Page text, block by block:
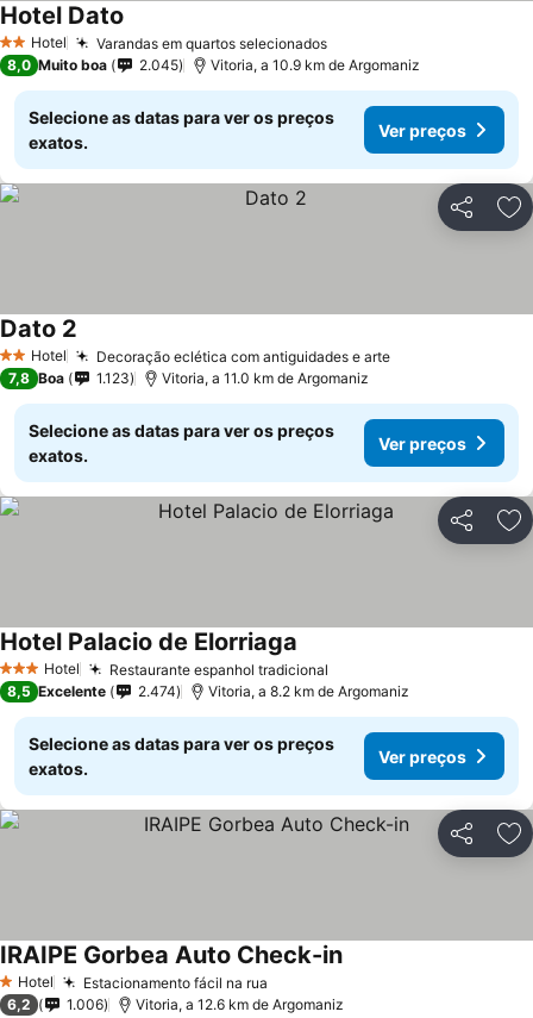
2 Estrelas
Hotel Varandas em quartos selecionadosVer preços
Hotel Dato
8,0 Muito boa 2.045 Vitoria, a 10.9 km de Argomaniz
Selecione as datas para ver os preços
exatos.
Ver preços
Partilhar
2 Estrelas
Hotel Decoração eclética com antiguidades e arteVer preços
Dato 2
7,8 Boa 1.123 Vitoria, a 11.0 km de Argomaniz
Selecione as datas para ver os preços
exatos.
Ver preços
Partilhar
3 EstrelasHotel Restaurante espanhol tradicional
Hotel Palacio de Elorriaga
8,5 Excelente 2.474 Vitoria, a 8.2 km de Argomaniz
Selecione as datas para ver os preços
exatos.
Ver preços
Partilhar
1 Estrelas
Hotel Estacionamento fácil na rua
IRAIPE Gorbea Auto Check-inVer preços
6,2 1.006 Vitoria, a 12.6 km de Argomaniz